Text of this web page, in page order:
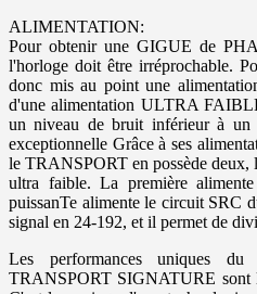
ALIMENTATION:
Pour obtenir une GIGUE de
l'horloge doit être irréprochable.
donc mis au point une
d'une alimentation ULTRA
un niveau de bruit inférieur à un
exceptionnelle Grâce à ses
le TRANSPORT en possède deux,
ultra faible. La première
puissanTe alimente le circuit SRC
signal en 24-192, et il permet de
Les performances uniques
TRANSPORT SIGNATURE sont